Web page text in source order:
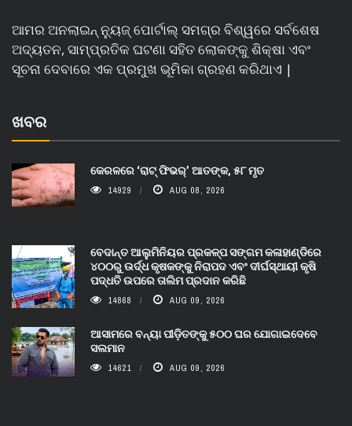
ଆମର ଅନଲାଇନ୍ ନ୍ୟୁଜ୍ ପୋର୍ଟାଲ୍ ସମଗ୍ର ବିଶ୍ୱରେ ସର୍ବଶେଷ
ଅଦ୍ୟତନ, ସାମ୍ପ୍ରତିକ ଘଟଣା ସହିତ ଲୋକଙ୍କୁ ଶିକ୍ଷା ଏବଂ
ସୂଚନା ଦେବାରେ ଏକ ପ୍ରମୁଖ ଭୂମିକା ଗ୍ରହଣ କରିଥାଏ |
ଖବର
କେରଳରେ ‘ରାଟ୍ ଫିଭର୍’ ଆତଙ୍କ, ୫୮ ମୃତ
14929 AUG 08, 2026
ବେଦାନ୍ତ ଆଲୁମିନିୟର ପ୍ରକଳ୍ପ ସଙ୍ଗମ କଳାହାଣ୍ଡିରେ
୪୦୦ରୁ ଉର୍ଦ୍ଧ କୃଷକଙ୍କୁ ନିରାପଦ ଏବଂ ଦୀର୍ଘସ୍ଥାୟୀ କୃଷି
ପଦ୍ଧତି ଉପରେ ତାଲିମ ପ୍ରଦାନ କରିଛି
14868 AUG 09, 2026
ଆସାମରେ ବନ୍ୟା ପୀଡ଼ିତଙ୍କୁ ୫୦୦ ଘର ଯୋଗାଇଦେବେ
ସଲମାନ
14621 AUG 09, 2026